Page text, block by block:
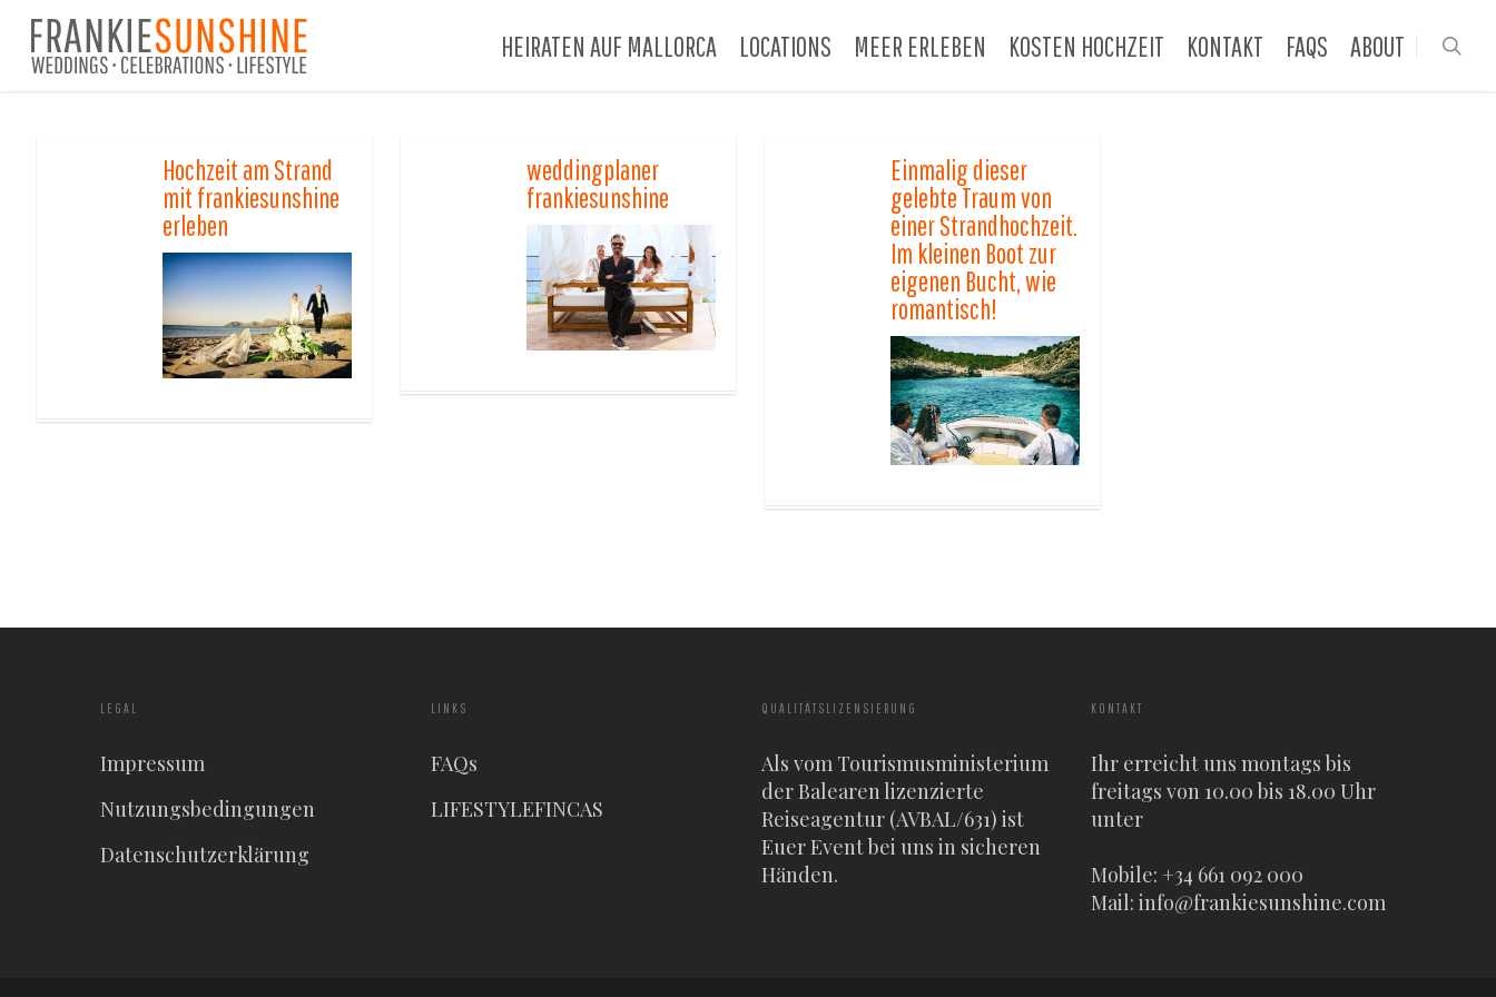
Skip
main
HEIRATEN AUF MALLORCA LOCATIONS MEER ERLEBEN KOSTEN HOCHZEIT KONTAKT FAQS ABOUT
Hochzeit am Strand
mit frankiesunshine
erleben
weddingplaner
frankiesunshine
Einmalig dieser
gelebte Traum von
einer Strandhochzeit.
Im kleinen Boot zur
eigenen Bucht, wie
romantisch!
LEGAL
Impressum
Nutzungsbedingungen
Datenschutzerklärung
LINKS
FAQs
LIFESTYLEFINCAS
QUALITÄTSLIZENSIERUNG
Als vom Tourismusministerium
der Balearen lizenzierte
Reiseagentur (AVBAL/631) ist
Euer Event bei uns in sicheren
Händen.
KONTAKT
Ihr erreicht uns montags bis
freitags von 10.00 bis 18.00 Uhr
unter
Mobile: +34 661 092 000
Mail:info@frankiesunshine.com